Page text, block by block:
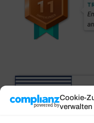
Cookie-
verwalten